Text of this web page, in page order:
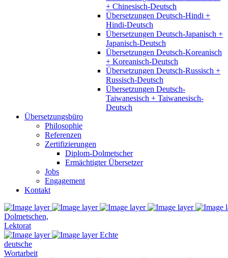
+ Chinesisch-Deutsch
Übersetzungen Deutsch-Hindi +
Hindi-Deutsch
Übersetzungen Deutsch-Japanisch +
Japanisch-Deutsch
Übersetzungen Deutsch-Koreanisch
+ Koreanisch-Deutsch
Übersetzungen Deutsch-Russisch +
Russisch-Deutsch
Übersetzungen Deutsch-
Taiwanesisch + Taiwanesisch-
Deutsch
Übersetzungsbüro
Philosophie
Referenzen
Zertifizierungen
Diplom-Dolmetscher
Ermächtigter Übersetzer
Jobs
Engagement
Kontakt
Dolmetschen,
Lektorat
Echte
deutsche
Wortarbeit